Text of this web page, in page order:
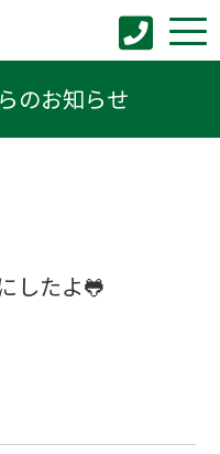
のお知らせ
したよ🐸